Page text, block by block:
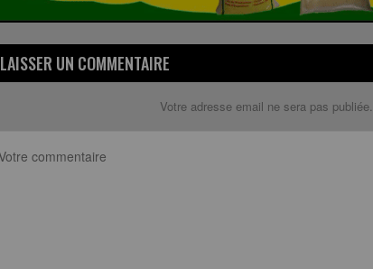
LAISSER UN COMMENTAIRE
Votre adresse email ne sera pas publiée.